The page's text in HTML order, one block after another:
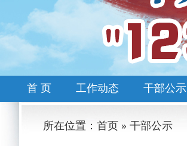
首 页 工作动态 干部公示
所在位置：首页 » 干部公示